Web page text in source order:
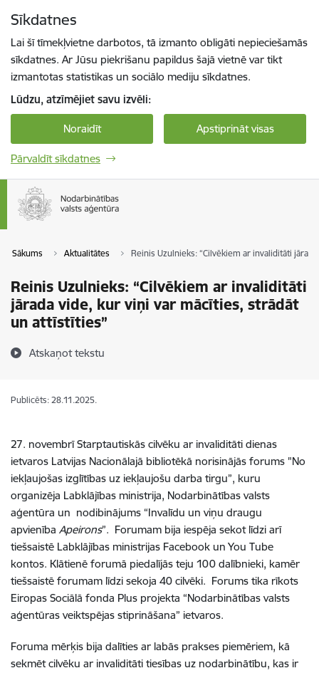
Sīkdatnes
Lai šī tīmekļvietne darbotos, tā izmanto obligāti nepieciešamās
sīkdatnes. Ar Jūsu piekrišanu papildus šajā vietnē var tikt
izmantotas statistikas un sociālo mediju sīkdatnes.
Lūdzu, atzīmējiet savu izvēli:
Noraidīt Apstiprināt visas
Pārvaldīt sīkdatnes
Sākums Aktualitātes Reinis Uzulnieks: “Cilvēkiem ar invaliditāti
Reinis Uzulnieks: “Cilvēkiem ar invaliditāti
jārada vide, kur viņi var mācīties, strādāt
un attīstīties”
Atskaņot tekstu
Publicēts: 28.11.2025.
27. novembrī Starptautiskās cilvēku ar invaliditāti dienas
ietvaros Latvijas Nacionālajā bibliotēkā norisinājās forums "No
iekļaujošas izglītības uz iekļaujošu darba tirgu”, kuru
organizēja Labklājības ministrija, Nodarbinātības valsts
aģentūra un nodibinājums “Invalīdu un viņu draugu
apvienība Apeirons”. Forumam bija iespēja sekot līdzi arī
tiešsaistē Labklājības ministrijas Facebook un You Tube
kontos. Klātienē forumā piedalījās teju 100 dalībnieki, kamēr
tiešsaistē forumam līdzi sekoja 40 cilvēki. Forums tika rīkots
Eiropas Sociālā fonda Plus projekta “Nodarbinātības valsts
aģentūras veiktspējas stiprināšana” ietvaros.
Foruma mērķis bija dalīties ar labās prakses piemēriem, kā
sekmēt cilvēku ar invaliditāti tiesības uz nodarbinātību, kas ir